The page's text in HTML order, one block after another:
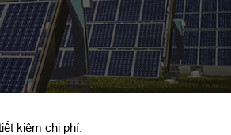
kiệm chi phí.